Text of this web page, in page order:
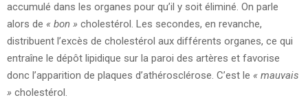
accumulé dans les organes pour qu’il y soit éliminé. On parle
alors de « bon » cholestérol. Les secondes, en revanche,
distribuent l’excès de cholestérol aux différents organes, ce qui
entraîne le dépôt lipidique sur la paroi des artères et favorise
donc l’apparition de plaques d’athérosclérose. C’est le « mauvais
» cholestérol.